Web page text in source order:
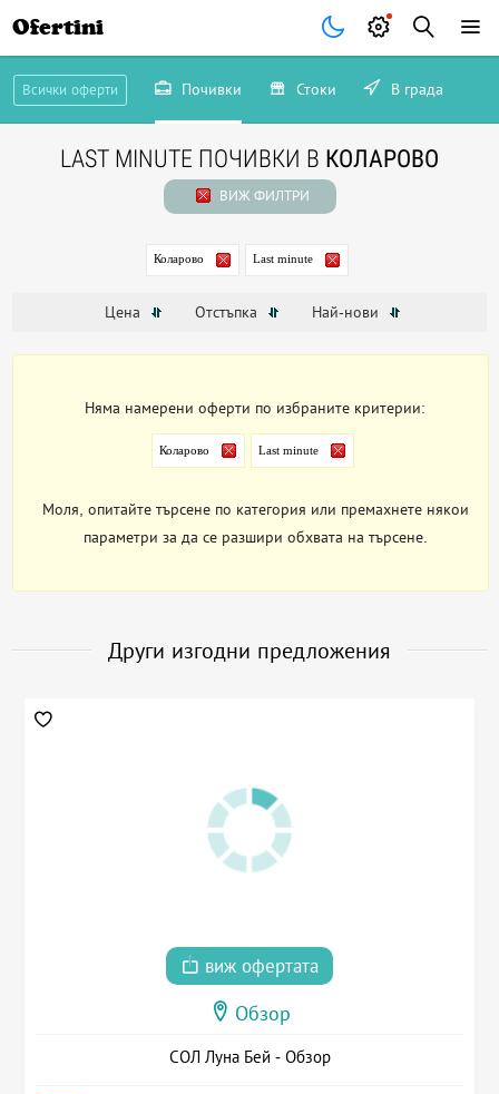
Ofertini
Всички оферти Почивки Стоки В града
LAST MINUTE ПОЧИВКИ В КОЛАРОВО
ВИЖ ФИЛТРИ
Коларово Last minute
Цена Отстъпка Най-нови
Няма намерени оферти по избраните критерии:
Коларово Last minute
Моля, опитайте търсене по категория или премахнете някои
параметри за да се разшири обхвата на търсене.
Други изгодни предложения
виж офертата
Обзор
СОЛ Луна Бей - Обзор